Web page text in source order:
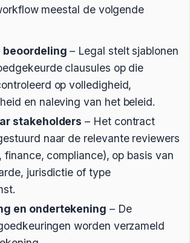
meestal de volgende
beoordeling – Legal stelt sjablonen
clausules op die
op volledigheid,
en naleving van het beleid.
stakeholders – Het contract
naar de relevante reviewers
finance, compliance), op basis van
jurisdictie of type
en ondertekening – De
worden verzameld